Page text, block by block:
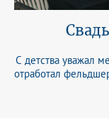
С детства уважал
отработал